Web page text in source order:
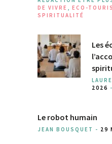
DE VIVRE , ECO-
SPIRITUALITÉ
Les
2026 -
Le robot humain
JEAN BOUSQUET - 29